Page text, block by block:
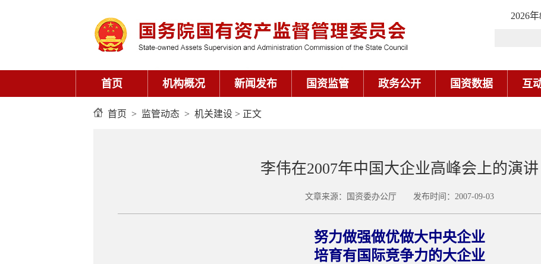
2026
首页 机构概况 新闻发布 国资监管 政务公开 国资数据 互
首页 > 监管动态 > 机关建设 > 正文
李伟在2007年中国大企业高峰会上的演讲
文章来源：国资委办公厅 发布时间：2007-09-03
努力做强做优做大中央企业
培育有国际竞争力的大企业